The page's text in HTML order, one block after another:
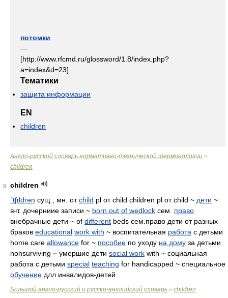
потомки
—
[http://www.rfcmd.ru/glossword/1.8/index.php?
a=index&d=23]
Тематики
защита информации
EN
children
Англо-русский словарь нормативно-технической терминологии >
children
9
children
ˈtʃɪldrən сущ., мн. отchild pl от child children pl от child ~ дети ~
вчт. дочерниие записи ~ born out of wedlock сем. право
внебрачные дети ~ of different beds сем.право дети от разных
браков educational work with ~ воспитательная работа с детьми
home care allowance for ~ пособие по уходу на дому за детьми
nonsurviving ~ умершие дети social work with ~ социальная
работа с детьми special teaching for handicapped ~ специальное
обучение длл инвалидов-детей
Большой англо-русский и русско-английский словарь > children